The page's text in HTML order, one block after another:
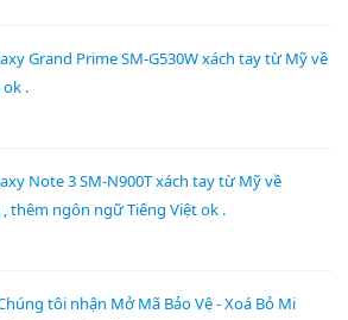
Grand Prime SM-G530W xách tay từ Mỹ về
.
Note 3 SM-N900T xách tay từ Mỹ về
thêm ngôn ngữ Tiếng Việt ok .
tôi nhận Mở Mã Bảo Vệ - Xoá Bỏ Mi